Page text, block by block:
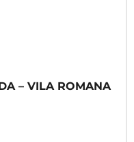
– VILA ROMANA